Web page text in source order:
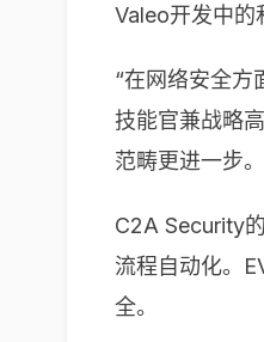
Valeo开发中的
“在网络安全方
技能官兼战略
范畴更进一步
C2A Security
流程自动化。
全。